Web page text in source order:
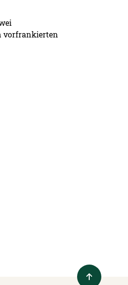
vorfrankierten